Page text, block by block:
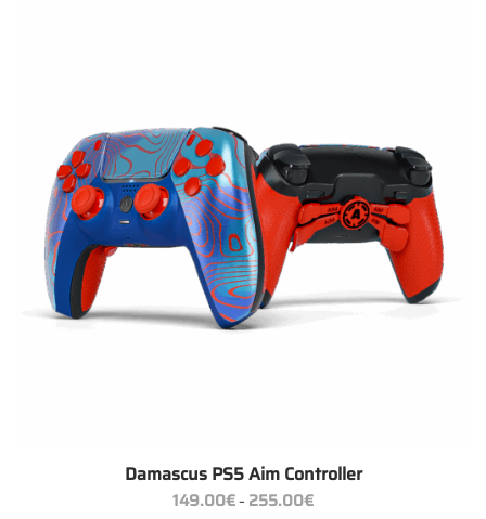
Damascus PS5 Aim Controller
149.00€– 255.00€Preisspanne:
149.00€